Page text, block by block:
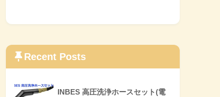
Recent Posts
INBES 高圧洗浄ホースセット(電